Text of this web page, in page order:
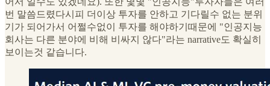
번 말씀드렸다시피 더이상 투자를 안하고 기다릴수 없는 분위
기가 되어가서 어쩔수없이 투자를 해야하기때문에 "인공지능
회사는 다른 분야에 비해 비싸지 않다"라는 narrative도 확실히
보이는것 같습니다.